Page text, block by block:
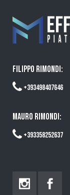
FILIPPO RIMONDI:
+393498407646
MAURO RIMONDI:
+393358252637